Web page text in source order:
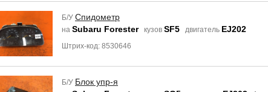
Б/У Спидометр
на Subaru Forester кузов SF5 двигатель EJ202
Штрих-код: 8530646
Б/У Блок упр-я